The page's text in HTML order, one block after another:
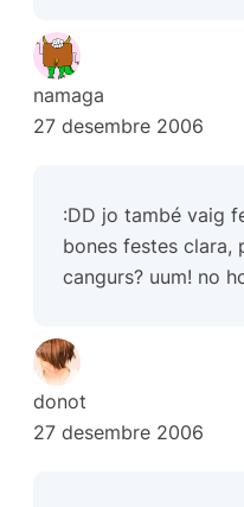
namaga
27 desembre 2006
:DD jo també vaig
bones festes clara,
cangurs? uum! no
donot
27 desembre 2006